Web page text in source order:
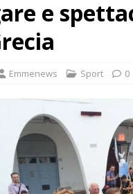
e
Emmenews Sport 0